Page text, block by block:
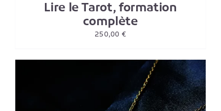
Lire le Tarot, formation
complète
250,00 €